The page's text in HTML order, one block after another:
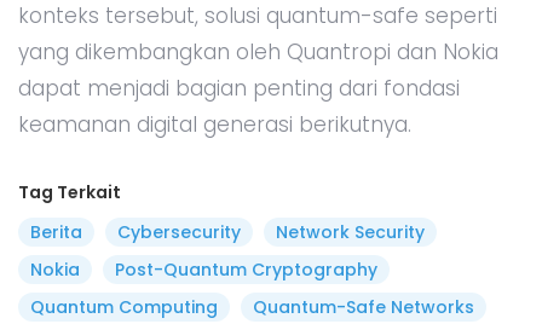
konteks tersebut, solusi quantum-safe seperti
yang dikembangkan oleh Quantropi dan Nokia
dapat menjadi bagian penting dari fondasi
keamanan digital generasi berikutnya.
Tag Terkait
Berita
Cybersecurity
Network Security
Nokia
Post-Quantum Cryptography
Quantum Computing
Quantum-Safe Networks